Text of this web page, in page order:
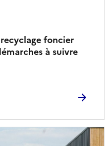
foncier
à suivre